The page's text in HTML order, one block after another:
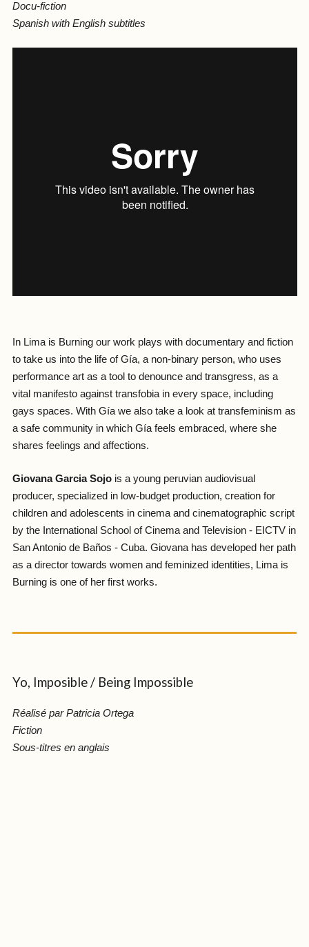
Docu-fiction
Spanish with English subtitles
In Lima is Burning our work plays with documentary and fiction
to take us into the life of Gía, a non-binary person, who uses
performance art as a tool to denounce and transgress, as a
vital manifesto against transfobia in every space, including
gays spaces. With Gía we also take a look at transfeminism as
a safe community in which Gía feels embraced, where she
shares feelings and affections.
Giovana Garcia Sojois a young peruvian audiovisual
producer, specialized in low-budget production, creation for
children and adolescents in cinema and cinematographic script
by the International School of Cinema and Television - EICTV in
San Antonio de Baños - Cuba. Giovana has developed her path
as a director towards women and feminized identities, Lima is
Burning is one of her first works.
Yo, Imposible / Being Impossible
Réalisé par Patricia Ortega
Fiction
Sous-titres en anglais